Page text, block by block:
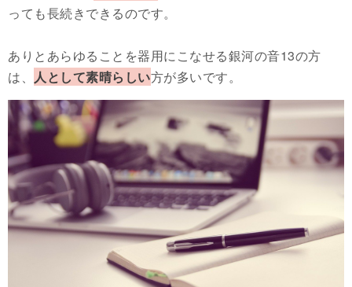
っても長続きできるのです。
ありとあらゆることを器用にこなせる銀河の音13の方
は、 人として素晴らしい方が多いです。